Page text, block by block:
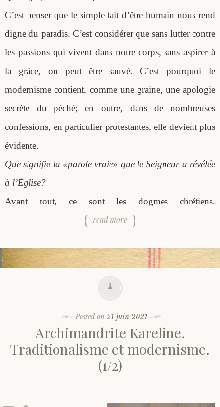
C’est penser que le simple fait d’être humain nous rend
digne du paradis. C’est considérer que sans lutter contre
les passions qui vivent dans notre corps, sans aspirer à
la grâce, on peut être sauvé. C’est pourquoi le
modernisme contient, comme une graine, une apologie
secrète du péché; en outre, dans de nombreuses
confessions, en particulier protestantes, elle devient plus
évidente.
Que signifie la «parole vraie» que le Seigneur a révélée
à l’Église?
Avant tout, ce sont les dogmes chrétiens.
read more
Posted on21 juin 2021
Archimandrite Kareline.
Traditionalisme et modernisme.
(1/2)